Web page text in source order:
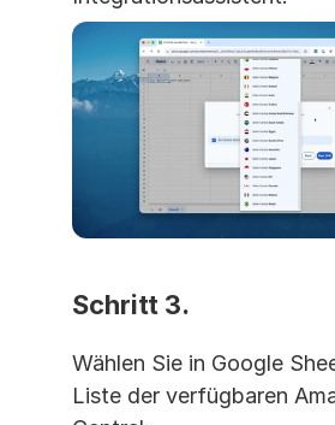
Schritt 3.
Wählen Sie in Google
Liste der verfügbaren